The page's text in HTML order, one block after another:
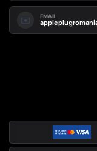
✉️ EMAIL